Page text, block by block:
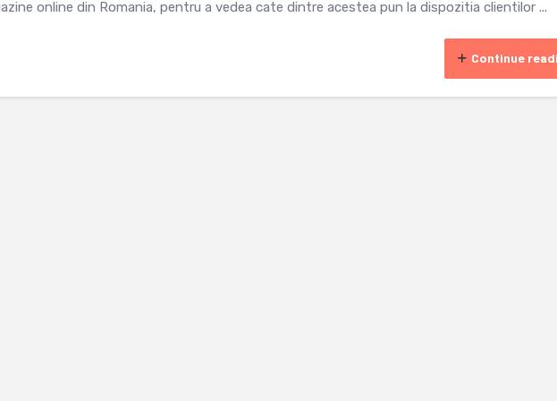
online din Romania, pentru a vedea cate dintre acestea pun la dispozitia clientilor ...
Continue